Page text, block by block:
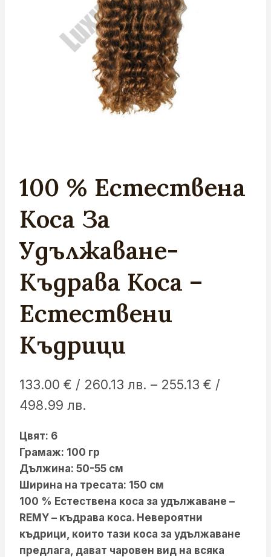
100 % Естествена
Коса За
Удължаване-
Къдрава Коса –
Естествени
Къдрици
133.00 € / 260.13 лв. – 255.13 € /
498.99 лв.
/
260.13 лв.
through
255.13 €
/
Цвят: 6
Грамаж: 100 гр
Дължина: 50-55 см
Ширина на тресата: 150 см
100 % Естествена коса за удължаване –
REMY – къдрава коса. Невероятни
къдрици, които тази коса за удължаване
предлага, дават чаровен вид на всяка